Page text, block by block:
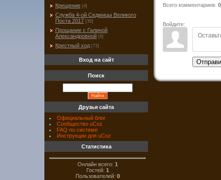
Всего комментариев: 0
Войдите:
Крещение [4]
Служба 4-ой Седмицы Великого
Поста 2017 [39]
Прощание с Галиной
Александровной [8]
Крестный ход [73]
Вход на сайт
Поиск
Друзья сайта
Официальный блог
Сообщество uCoz
FAQ по системе
Инструкции для uCoz
Статистика
Онлайн всего: 1
Гостей: 1
Пользователей: 0